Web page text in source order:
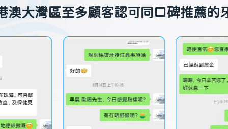
澳大灣區至多顧客認可同口碑推薦的